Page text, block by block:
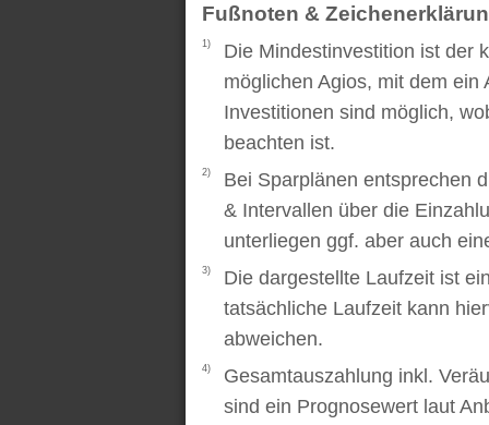
Fußnoten &
1)
Die Mindestinvestition ist der
möglichen Agios, mit dem
Investitionen sind möglich,
beachten ist.
2)
Bei Sparplänen entsprechen
& Intervallen über die
unterliegen ggf. aber auch
3)
Die dargestellte Laufzeit ist
tatsächliche Laufzeit kann
abweichen.
4)
Gesamtauszahlung inkl.
sind ein Prognosewert laut